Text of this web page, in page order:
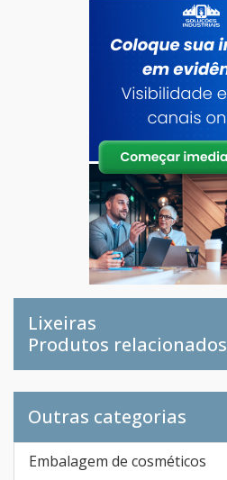
Lixeiras
Produtos relacionados
Outras categorias
Embalagem de cosméticos